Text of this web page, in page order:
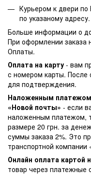
Курьером к двери
по указаному адресу.
Больше информации о
При оформлении заказа
Оплаты.
Оплата на карту - вам
с номером карты.
для подтверждения.
Наложенным платежом
«Новой почты» - если
наложенным платежом,
размере 20 грн. за
суммы заказа 2%. Это
транспортной компании
Онлайн оплата картой
товар через платежные